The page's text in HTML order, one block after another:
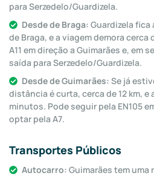
para Serzedelo/Guardizela.
Desde de Braga: Guardizela fica
de Braga, e a viagem demora cerca
A11 em direção a Guimarães e, em
saída para Serzedelo/Guardizela.
Desde de Guimarães: Se já
distância é curta, cerca de 12 km, e
minutos. Pode seguir pela EN105
optar pela A7.
Transportes Públicos
Autocarro: Guimarães tem